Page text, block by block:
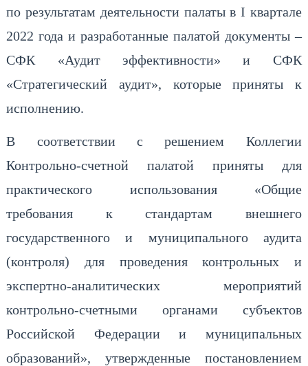
по результатам деятельности палаты в I квартале
2022 года и разработанные палатой документы –
СФК «Аудит эффективности» и CФК
«Стратегический аудит», которые приняты к
исполнению.
В соответствии с решением Коллегии
Контрольно-счетной палатой приняты для
практического использования «Общие
требования к стандартам внешнего
государственного и муниципального аудита
(контроля) для проведения контрольных и
экспертно-аналитических мероприятий
контрольно-счетными органами субъектов
Российской Федерации и муниципальных
образований», утвержденные постановлением